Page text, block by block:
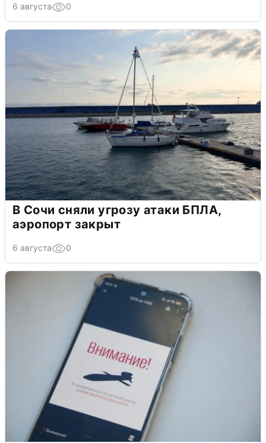
6 августа 0
В Сочи сняли угрозу атаки БПЛА,
аэропорт закрыт
6 августа 0